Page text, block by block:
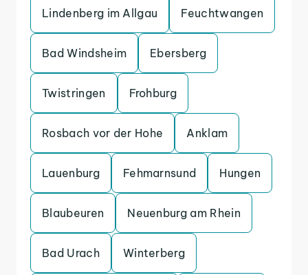
Lindenberg im Allgau Feuchtwangen
Bad Windsheim Ebersberg
Twistringen Frohburg
Rosbach vor der Hohe Anklam
Lauenburg Fehmarnsund Hungen
Blaubeuren Neuenburg am Rhein
Bad Urach Winterberg